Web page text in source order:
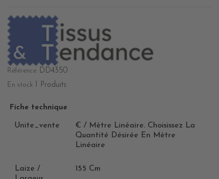
Référence DD4350
En stock 1 Produits
Fiche technique
Unite_vente
€ / Mètre Linéaire. Choisissez La
Quantité Désirée En Mètre
Linéaire
Laize /
155 Cm